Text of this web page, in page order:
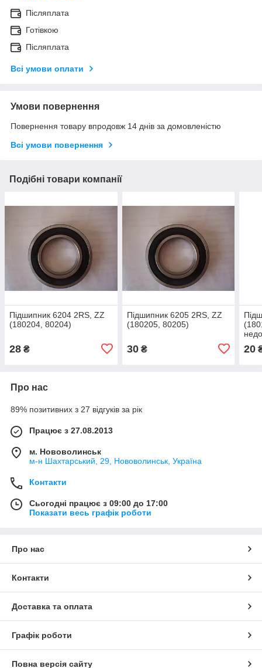
Післяплата
Готівкою
Післяплата
Всі умови оплати
Умови повернення
Повернення товару впродовж 14 днів за домовленістю
Всі умови повернення
Подібні товари компанії
Підшипник 6204 2RS, ZZ
(180204, 80204)
28 ₴
Підшипник 6205 2RS, ZZ
(180205, 80205)
30₴ 20
Про нас
89% позитивних з 27 відгуків за рік
Працює з 27.08.2013
м. Нововолинськ
м-н Шахтарський, 29, Нововолинськ, Україна
Контакти
Сьогодні працює з 09:00 до 17:00
Показати весь графік роботи
Про нас
Контакти
Доставка та оплата
Графік роботи
Повна версія сайту